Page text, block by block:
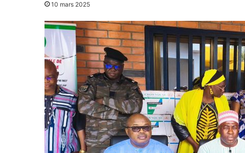
10 mars 2025